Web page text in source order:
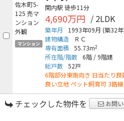
マンション
関内駅 徒歩11分
4,690万円 / 2LDK
築年月 1993年09月 (築32
建物構造
ＲＣ
専有面積
55.73m2
所在階/階数 6階 /9階建
総戸数 52戸
6階部分東南向き 日当たり
良い立地 ペット飼育可 3路
チェックした物件を お問